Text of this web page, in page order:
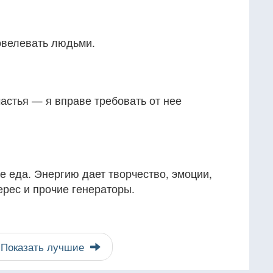
людьми.
— я вправе требовать от нее
еда. Энергию дает творчество, эмоции,
и прочие генераторы.
лучшие